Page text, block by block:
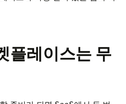
플레이스는 무